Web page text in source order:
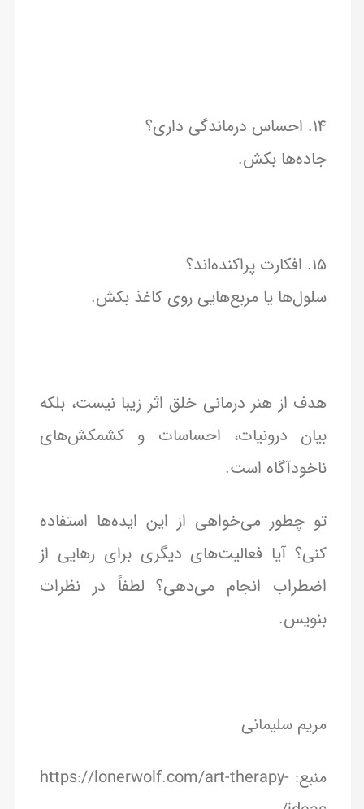
۱۴. احساس درماندگی داری؟
جاده‌ها بکش.
۱۵. افکارت پراکنده‌اند؟
سلول‌ها یا مربع‌هایی روی کاغذ بکش.
هدف از هنر درمانی خلق اثر زیبا نیست، بلکه
بیان درونیات، احساسات و کشمکش‌های
ناخودآگاه است.
تو چطور می‌خواهی از این ایده‌ها استفاده
کنی؟ آیا فعالیت‌های دیگری برای رهایی از
اضطراب انجام می‌دهی؟ لطفاً در نظرات
بنویس.
مریم سلیمانی
منبع: https://lonerwolf.com/art-therapy-